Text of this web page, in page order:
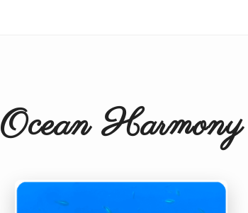
Ocean Harmony